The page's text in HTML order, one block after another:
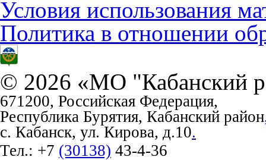
Условия использования
Политика в отношении
© 2026 «МО "Кабанский
671200, Российская Федерация,
Республика Бурятия, Кабанский район
с. Кабанск, ул. Кирова, д.10.
Тел.: +7 (30138) 43-4-36